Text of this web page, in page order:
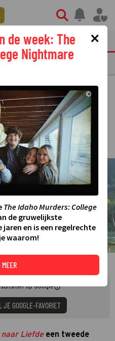
nieuws
nu officieel
seizoen
08:58
op Google
JE GOOGLE-FAVORIET
naar Liefdeeen tweede
×
de week: The
Nightmare
©
The Idaho Murders: College
de gruwelijkste
en is een regelrechte
waarom!